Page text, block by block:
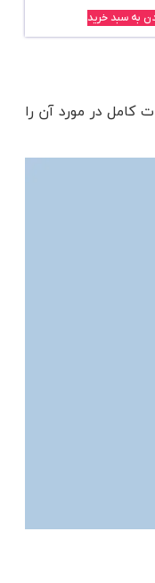
به سبد خرید
کامل در مورد آن را